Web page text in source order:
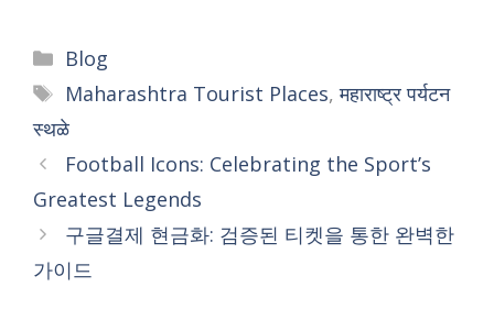
Categories
Blog
Tags
Maharashtra Tourist Places,महाराष्ट्र पर्यटन
स्थळे
Football Icons: Celebrating the Sport’s
Greatest Legends
구글결제 현금화: 검증된 티켓을 통한 완벽한
가이드